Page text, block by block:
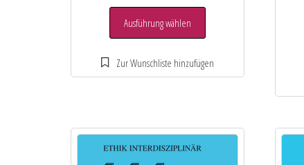
Ausführung wählen